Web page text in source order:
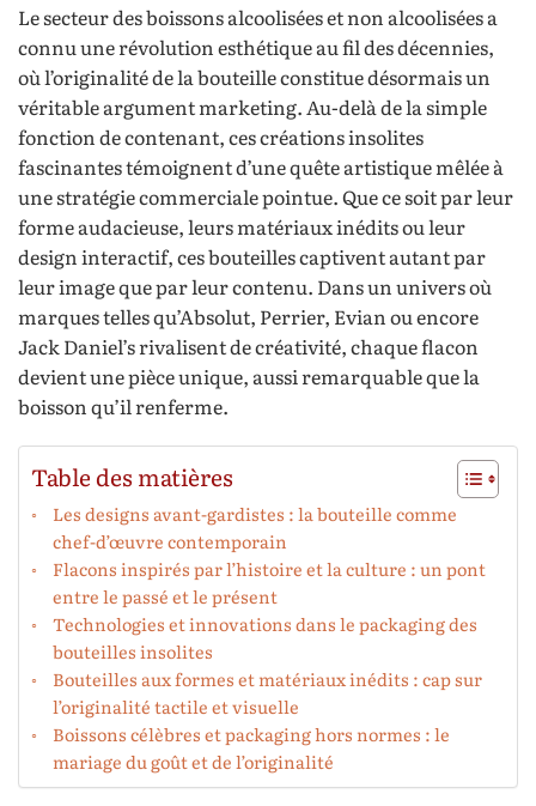
Le secteur des boissons alcoolisées et non alcoolisées a
connu une révolution esthétique au fil des décennies,
où l’originalité de la bouteille constitue désormais un
véritable argument marketing. Au-delà de la simple
fonction de contenant, ces créations insolites
fascinantes témoignent d’une quête artistique mêlée à
une stratégie commerciale pointue. Que ce soit par leur
forme audacieuse, leurs matériaux inédits ou leur
design interactif, ces bouteilles captivent autant par
leur image que par leur contenu. Dans un univers où
marques telles qu’Absolut, Perrier, Evian ou encore
Jack Daniel’s rivalisent de créativité, chaque flacon
devient une pièce unique, aussi remarquable que la
boisson qu’il renferme.
Table des matières
Les designs avant-gardistes : la bouteille comme
chef-d’œuvre contemporain
Flacons inspirés par l’histoire et la culture : un pont
entre le passé et le présent
Technologies et innovations dans le packaging des
bouteilles insolites
Bouteilles aux formes et matériaux inédits : cap sur
l’originalité tactile et visuelle
Boissons célèbres et packaging hors normes : le
mariage du goût et de l’originalité